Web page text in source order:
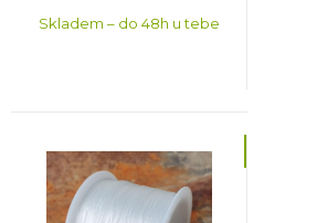
Skladem – do 48h u tebe